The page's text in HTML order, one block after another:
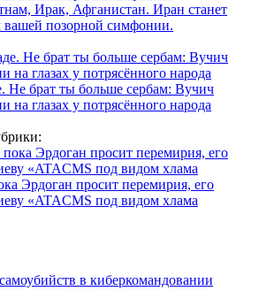
Ирак, Афганистан. Иран станет
позорной симфонии.
Не брат ты больше сербам: Вучич
на глазах у потрясённого народа
Эрдоган просит перемирия, его
«ATACMS под видом хлама